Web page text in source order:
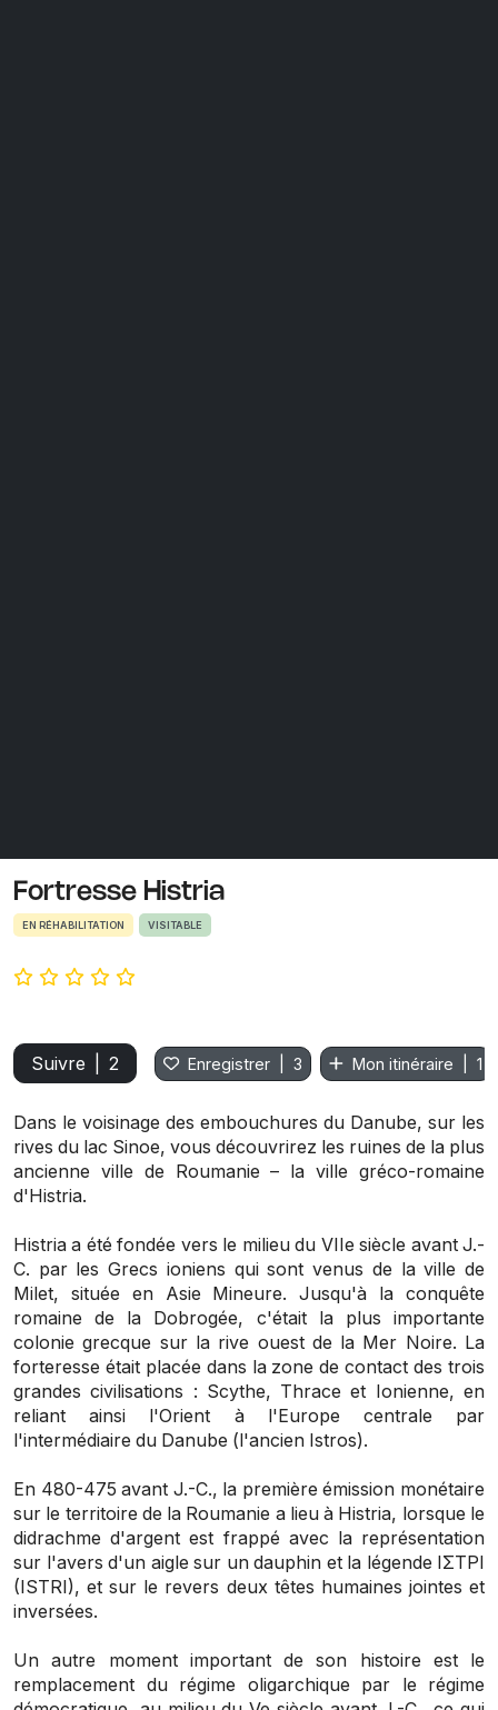
Fortresse Histria
EN RÉHABILITATION VISITABLE
Suivre 2 Enregistrer 3 Mon itinéraire 1
Dans le voisinage des embouchures du Danube, sur les
rives du lac Sinoe, vous découvrirez les ruines de la plus
ancienne ville de Roumanie – la ville gréco-romaine
d'Histria.
Histria a été fondée vers le milieu du VIIe siècle avant J.-
C. par les Grecs ioniens qui sont venus de la ville de
Milet, située en Asie Mineure. Jusqu'à la conquête
romaine de la Dobrogée, c'était la plus importante
colonie grecque sur la rive ouest de la Mer Noire. La
forteresse était placée dans la zone de contact des trois
grandes civilisations : Scythe, Thrace et Ionienne, en
reliant ainsi l'Orient à l'Europe centrale par
l'intermédiaire du Danube (l'ancien Istros).
En 480-475 avant J.-C., la première émission monétaire
sur le territoire de la Roumanie a lieu à Histria, lorsque le
didrachme d'argent est frappé avec la représentation
sur l'avers d'un aigle sur un dauphin et la légende IΣTPI
(ISTRI), et sur le revers deux têtes humaines jointes et
inversées.
Un autre moment important de son histoire est le
remplacement du régime oligarchique par le régime